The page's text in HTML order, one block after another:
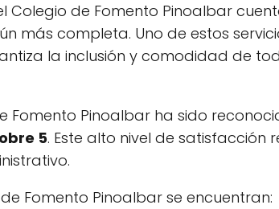
de Fomento Pinoalbar
más completa. Uno de estos
la inclusión y comodidad de
Pinoalbar ha sido
5. Este alto nivel de satisfacción
Fomento Pinoalbar se encuentran: